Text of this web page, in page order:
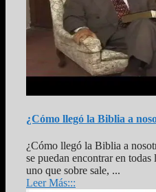
¿Cómo llegó la Biblia a
¿Cómo llegó la Biblia a
se puedan encontrar en
uno que sobre sale, ...
Leer Más:::